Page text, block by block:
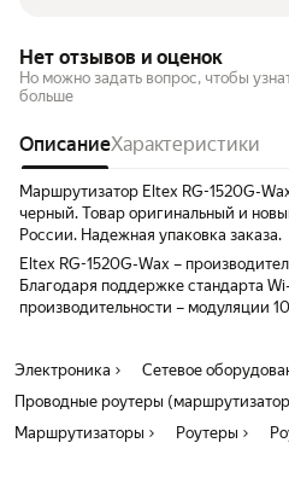
Нет отзывов и оценок
Но можно задать вопрос, чтобы
больше
ОписаниеХарактеристики
Маршрутизатор Eltex RG-1520G-
черный. Товар оригинальный и
России. Надежная упаковка заказа.
Eltex RG-1520G-Wax –
Благодаря поддержке стандарта
производительности – модуляции
суммарную скорость передачи
Гбит/c. Работает сразу в двух
распределения нагрузки внутри
можно подключить требовательные
Электроника
Сетевое
Проводные роутеры
Маршрутизаторы
Роутеры